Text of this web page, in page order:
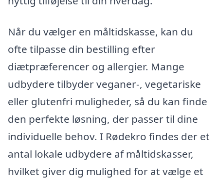
Når du vælger en måltidskasse, kan du
ofte tilpasse din bestilling efter
diætpræferencer og allergier. Mange
udbydere tilbyder veganer-, vegetariske
eller glutenfri muligheder, så du kan finde
den perfekte løsning, der passer til dine
individuelle behov. I Rødekro findes der et
antal lokale udbydere af måltidskasser,
hvilket giver dig mulighed for at vælge et